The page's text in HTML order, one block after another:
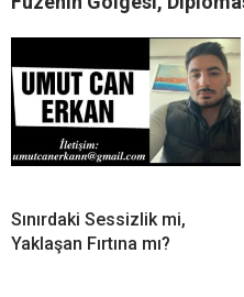
Sınırdaki Sessizlik mi,
Yaklaşan Fırtına mı?